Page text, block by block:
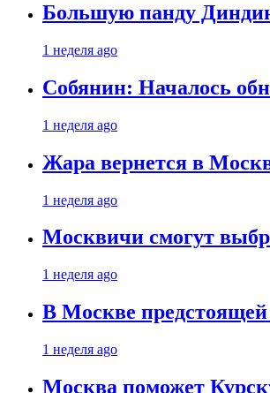
Большую панду
1 неделя ago
Собянин: Началось
1 неделя ago
Жара вернется в
1 неделя ago
Москвичи смогут
1 неделя ago
В Москве
1 неделя ago
Москва поможет